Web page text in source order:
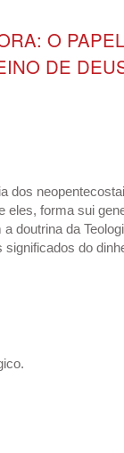
O
DE
dos
eles, forma sui
doutrina da
do